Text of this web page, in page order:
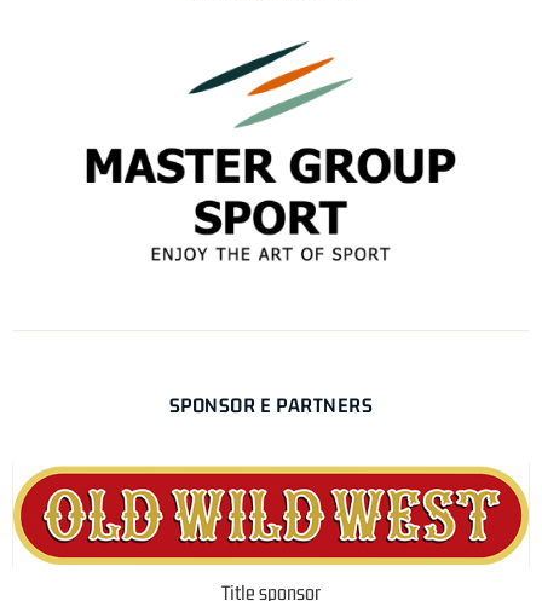
SPONSOR E PARTNERS
Title sponsor